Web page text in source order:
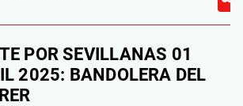
POR SEVILLANAS 01
2025: BANDOLERA DEL